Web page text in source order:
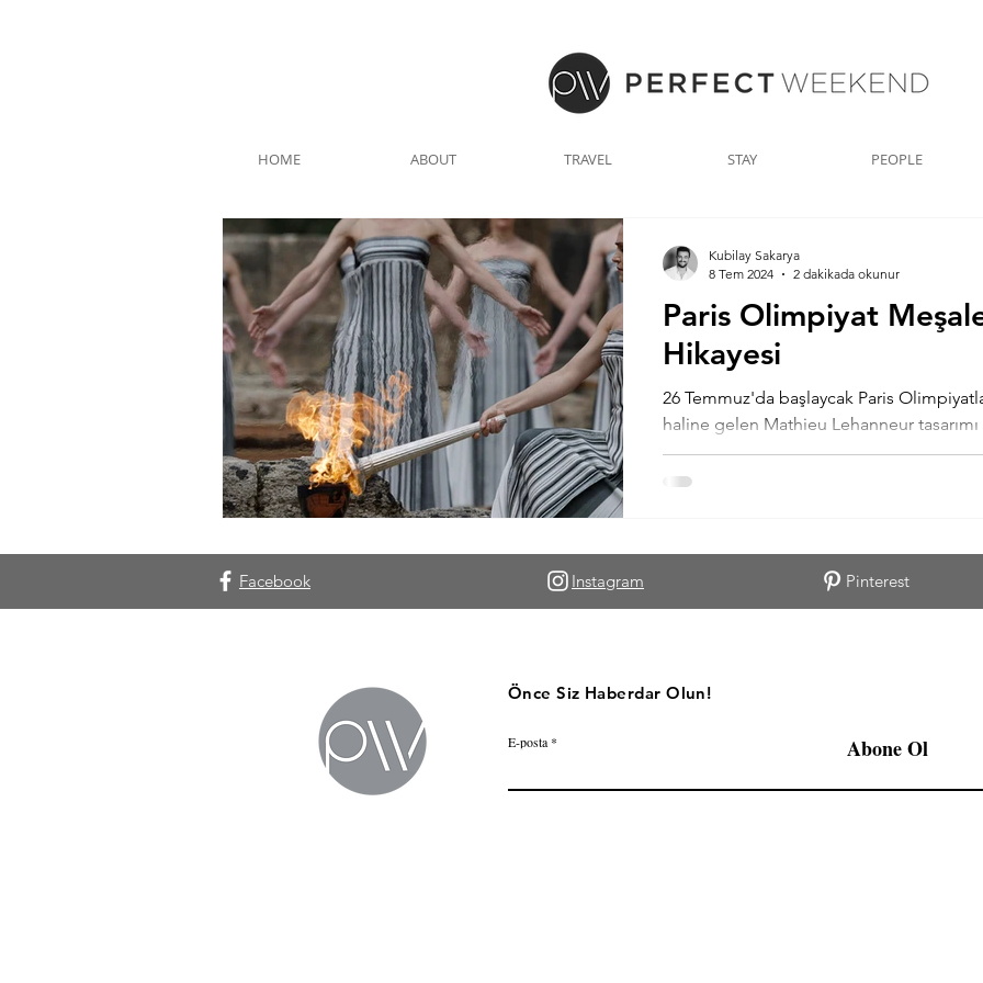
PEOPLE
STAY
TRAVEL
ABOUT
HOME
Paris Olimpiyat
Hikayesi
26 Temmuz'da başlaycak Paris
haline gelen Mathieu Lehanneur
Kubilay Sakarya
8 Tem 2024
2 dakikada okunur
Facebook Instagram Pinterest
Önce Siz Haberdar Olun!
E-posta Abone Ol